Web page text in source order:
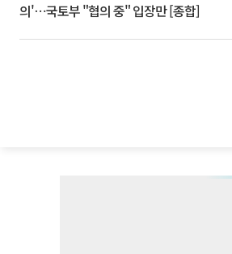
의'⋯국토부 "협의 중" 입장만 [종합]